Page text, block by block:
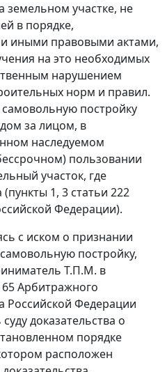
земельном участке, не
в порядке,
иными правовыми актами,
на это необходимых
нарушением
норм и правил.
постройку
за лицом, в
наследуемом
пользовании
участок, где
(пункты 1, 3 статьи 222
Федерации).
с иском о признании
постройку,
Т.П.М. в
Арбитражного
Российской Федерации
доказательства о
порядке
расположен